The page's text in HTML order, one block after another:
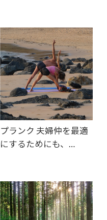
プランク 夫婦仲を最適
にするためにも、…